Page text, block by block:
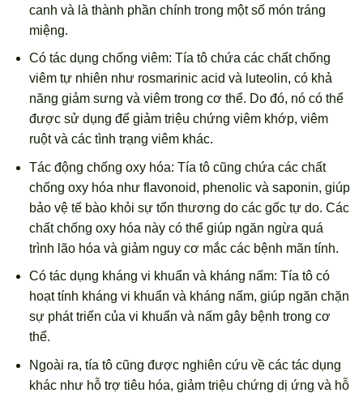
canh và là thành phần chính trong một số món tráng
miệng.
Có tác dụng chống viêm: Tía tô chứa các chất chống
viêm tự nhiên như rosmarinic acid và luteolin, có khả
năng giảm sưng và viêm trong cơ thể. Do đó, nó có thể
được sử dụng để giảm triệu chứng viêm khớp, viêm
ruột và các tình trạng viêm khác.
Tác động chống oxy hóa: Tía tô cũng chứa các chất
chống oxy hóa như flavonoid, phenolic và saponin, giúp
bảo vệ tế bào khỏi sự tổn thương do các gốc tự do. Các
chất chống oxy hóa này có thể giúp ngăn ngừa quá
trình lão hóa và giảm nguy cơ mắc các bệnh mãn tính.
Có tác dụng kháng vi khuẩn và kháng nấm: Tía tô có
hoạt tính kháng vi khuẩn và kháng nấm, giúp ngăn chặn
sự phát triển của vi khuẩn và nấm gây bệnh trong cơ
thể.
Ngoài ra, tía tô cũng được nghiên cứu về các tác dụng
khác như hỗ trợ tiêu hóa, giảm triệu chứng dị ứng và hỗ